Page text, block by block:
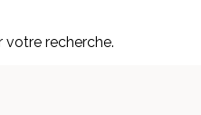
votre recherche.